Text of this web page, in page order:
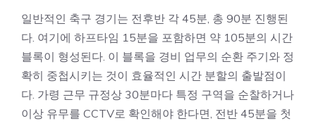
일반적인 축구 경기는 전후반 각 45분, 총 90분 진행된
다. 여기에 하프타임 15분을 포함하면 약 105분의 시간
블록이 형성된다. 이 블록을 경비 업무의 순환 주기와 정
확히 중첩시키는 것이 효율적인 시간 분할의 출발점이
다. 가령 근무 규정상 30분마다 특정 구역을 순찰하거나
이상 유무를 CCTV로 확인해야 한다면, 전반 45분을 첫